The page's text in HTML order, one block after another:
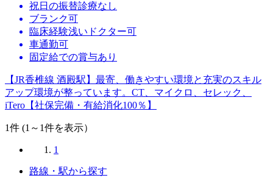
祝日の振替診療なし
ブランク可
臨床経験浅いドクター可
車通勤可
固定給での賞与あり
【JR香椎線 酒殿駅】最寄、働きやすい環境と充実のスキル
アップ環境が整っています。CT、マイクロ、セレック、
iTero【社保完備・有給消化100％】
1件 (1～1件を表示）
1
路線・駅から探す